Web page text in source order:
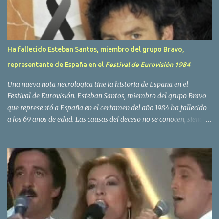
s
Ha fallecido Esteban Santos, miembro del grupo Bravo,
representante de España en el Festival de Eurovisión 1984
Una nueva nota necrologica tiñe la historia de España en el
Festival de Eurovisión. Esteban Santos, miembro del grupo Bravo
que representó a España en el certamen del año 1984 ha fallecido
a los 69 años de edad. Las causas del deceso no se conocen, siendo
traves de las redes sociales. Nacido en Tolosa en 1951, durante su
epoca universitaria en la carrera de empresariales conoció al
estudiante de medicina Luis Villar, comenzando a actuar
juntos,Santos a la guitarra y Villar al piano, sin atreverse a dar el
salto al mercado profesional. Sin embargo esto cambió gracias a la
propia Amaia Saizar, que tras su abandono de Trigo Limpio,